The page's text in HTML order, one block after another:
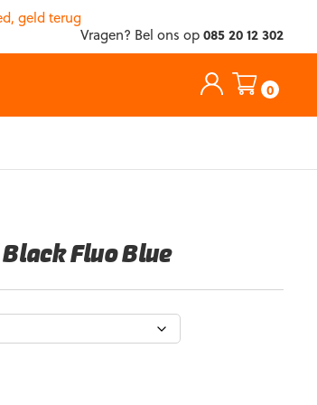
geld terug
Vragen? Bel ons op085 20 12 302
0
Fluo Blue